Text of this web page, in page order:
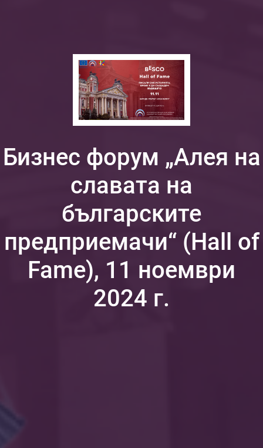
Бизнес форум „Алея на
славата на
българските
предприемачи“ (Hall of
Fame), 11 ноември
2024 г.